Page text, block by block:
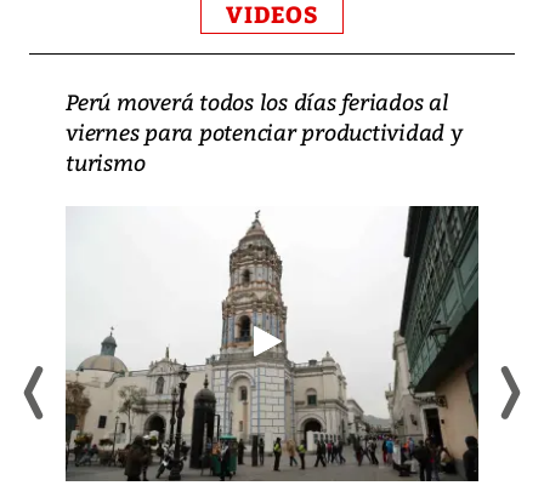
VIDEOS
Perú moverá todos los días feriados al
viernes para potenciar productividad y
turismo